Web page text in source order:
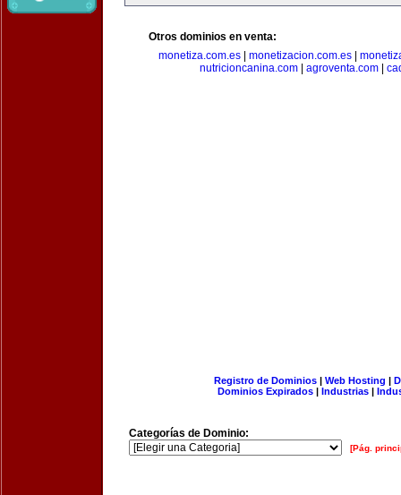
Otros dominios en venta:
monetiza.com.es| monetizacion.com.es|
nutricioncanina.com| agroventa.com|
Registro de Dominios| Web Hosting |
Dominios Expirados | Industrias |
Categorías de Dominio:
[Pág.